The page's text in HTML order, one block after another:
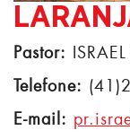
Pastor:
Telefone:
E-mail: